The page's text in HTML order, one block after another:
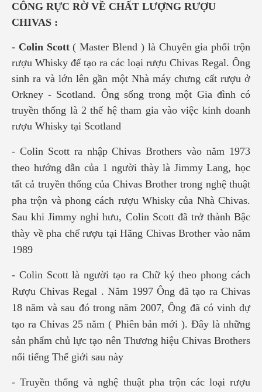
CÔNG RỰC RỜ VỀ CHẤT LƯỢNG RƯỢU
CHIVAS :
- Colin Scott( Master Blend ) là Chuyên gia phối trộn
rượu Whisky để tạo ra các loại rượu Chivas Regal. Ông
sinh ra và lớn lên gần một Nhà máy chưng cất rượu ở
Orkney - Scotland. Ông sống trong một Gia đình có
truyền thống là 2 thế hệ tham gia vào việc kinh doanh
rượu Whisky tại Scotland
- Colin Scott ra nhập Chivas Brothers vào năm 1973
theo hướng dẫn của 1 người thày là Jimmy Lang, học
tất cả truyền thống của Chivas Brother trong nghệ thuật
pha trộn và phong cách rượu Whisky của Nhà Chivas.
Sau khi Jimmy nghỉ hưu, Colin Scott đã trở thành Bậc
thày về pha chế rượu tại Hãng Chivas Brother vào năm
1989
- Colin Scott là người tạo ra Chữ ký theo phong cách
Rượu Chivas Regal . Năm 1997 Ông đã tạo ra Chivas
18 năm và sau đó trong năm 2007, Ông đã có vinh dự
tạo ra Chivas 25 năm ( Phiên bản mới ). Đây là những
sản phẩm chủ lực tạo nên Thương hiệu Chivas Brothers
nổi tiếng Thế giới sau này
- Truyền thống và nghệ thuật pha trộn các loại rượu